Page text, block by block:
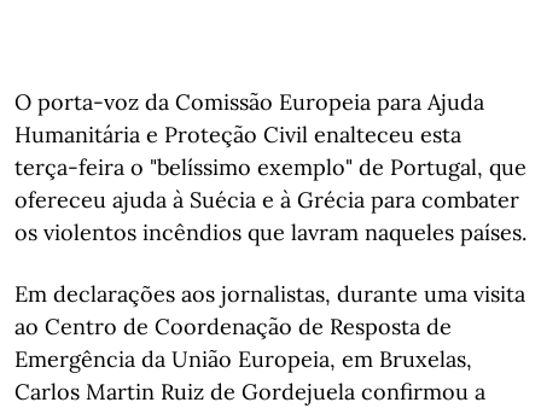
O porta-voz da Comissão Europeia para Ajuda
Humanitária e Proteção Civil enalteceu esta
terça-feira o "belíssimo exemplo" de Portugal, que
ofereceu ajuda à Suécia e à Grécia para combater
os violentos incêndios que lavram naqueles países.
Em declarações aos jornalistas, durante uma visita
ao Centro de Coordenação de Resposta de
Emergência da União Europeia, em Bruxelas,
Carlos Martin Ruiz de Gordejuela confirmou a